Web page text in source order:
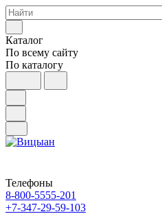
Каталог
По всему сайту
По каталогу
Телефоны
8-800-5555-201
+7-347-29-59-103